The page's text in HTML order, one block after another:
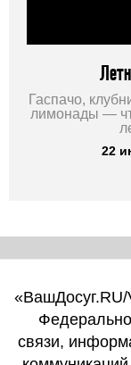
Гаспачо,
лимонады —
22
«ВашДосуг.RU/
связи,